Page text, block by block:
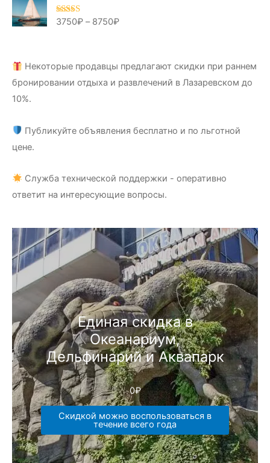
Оценка
3750₽– 8750₽
Некоторые продавцы предлагают скидки при раннем
бронировании отдыха и развлечений в Лазаревском до
10%.
Публикуйте объявления бесплатно и по льготной
цене.
Служба технической поддержки - оперативно
ответит на интересующие вопросы.
Единая скидка в
Океанариум,
Дельфинарий и Аквапарк
0₽
Скидкой можно воспользоваться в
течение всего года